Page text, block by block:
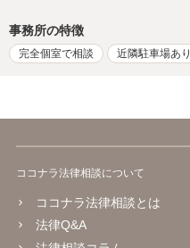
事務所の特徴
完全個室で相談 近隣駐車場あり
ココナラ法律相談について
ココナラ法律相談とは
法律Q&A